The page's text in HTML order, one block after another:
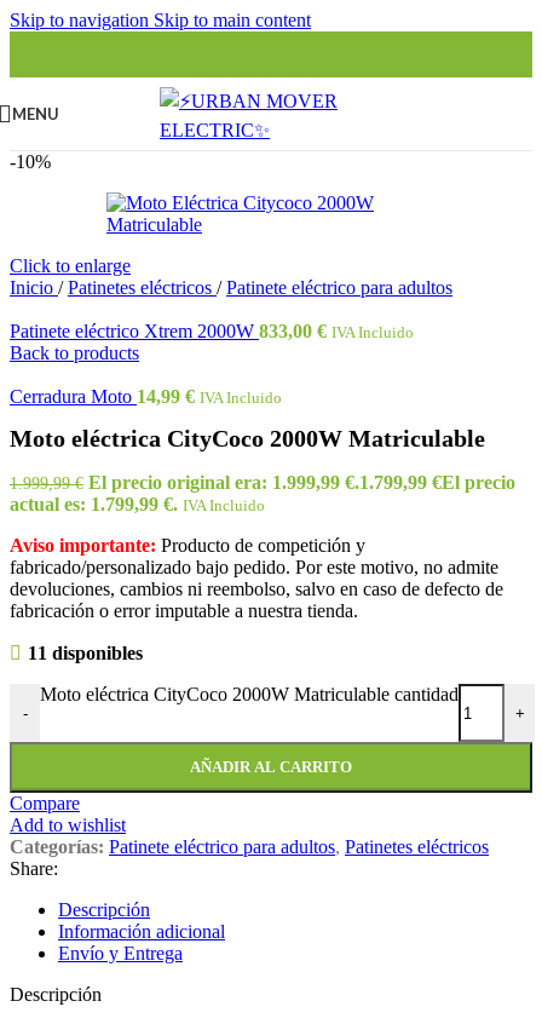
Skip to navigation Skip to main content
MENU
-10%
Click to enlarge
Inicio / Patinetes eléctricos / Patinete eléctrico para adultos
Patinete eléctrico Xtrem 2000W 833,00 € IVA Incluido
Back to products
Cerradura Moto 14,99 € IVA Incluido
Moto eléctrica CityCoco 2000W Matriculable
1.999,99€ El precio original era: 1.999,99 €.1.799,99 €El precio
actual es: 1.799,99 €. IVA Incluido
Aviso importante: Producto de competición y
fabricado/personalizado bajo pedido. Por este motivo, no admite
devoluciones, cambios ni reembolso, salvo en caso de defecto de
fabricación o error imputable a nuestra tienda.
11 disponibles
-
Moto eléctrica CityCoco 2000W Matriculable cantidad
+
AÑADIR AL CARRITO
Compare
Add to wishlist
Categorías: Patinete eléctrico para adultos, Patinetes eléctricos
Share:
Descripción
Información adicional
Envío y Entrega
Descripción